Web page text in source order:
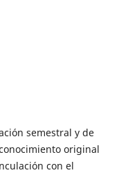
semestral y de
original
con el